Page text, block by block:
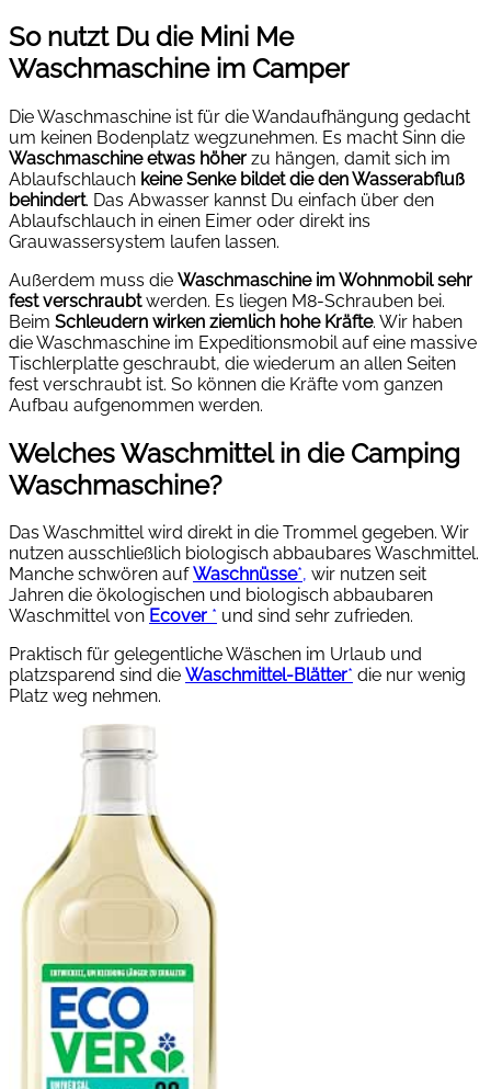
So nutzt Du die Mini Me
Waschmaschine im Camper
Die Waschmaschine ist für die Wandaufhängung gedacht
um keinen Bodenplatz wegzunehmen. Es macht Sinn die
Waschmaschine etwas höher zu hängen, damit sich im
Ablaufschlauch keine Senke bildet die den Wasserabfluß
behindert. Das Abwasser kannst Du einfach über den
Ablaufschlauch in einen Eimer oder direkt ins
Grauwassersystem laufen lassen.
Außerdem muss die Waschmaschine im Wohnmobil sehr
fest verschraubtwerden. Es liegen M8-Schrauben bei.
Beim Schleudern wirken ziemlich hohe Kräfte. Wir haben
die Waschmaschine im Expeditionsmobil auf eine massive
Tischlerplatte geschraubt, die wiederum an allen Seiten
fest verschraubt ist. So können die Kräfte vom ganzen
Aufbau aufgenommen werden.
Welches Waschmittel in die Camping
Waschmaschine?
Das Waschmittel wird direkt in die Trommel gegeben. Wir
nutzen ausschließlich biologisch abbaubares Waschmittel.
Manche schwören aufWaschnüsse*, wir nutzen seit
Jahren die ökologischen und biologisch abbaubaren
Waschmittel von Ecover * und sind sehr zufrieden.
Praktisch für gelegentliche Wäschen im Urlaub und
platzsparend sind die Waschmittel-Blätter* die nur wenig
Platz weg nehmen.